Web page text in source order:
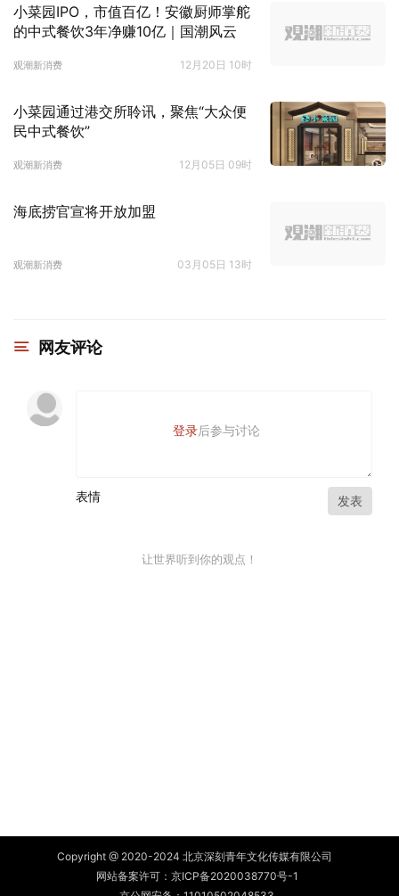
小菜园IPO，市值百亿！安徽厨师掌舵
的中式餐饮3年净赚10亿｜国潮风云
观潮新消费 12月20日 10时
小菜园通过港交所聆讯，聚焦“大众便
民中式餐饮”
观潮新消费 12月05日 09时
海底捞官宣将开放加盟
观潮新消费 03月05日 13时
网友评论
登录后参与讨论
表情 发表
让世界听到你的观点！
Copyright @ 2020-2024 北京深刻青年文化传媒有限公司
网站备案许可： 京ICP备2020038770号-1